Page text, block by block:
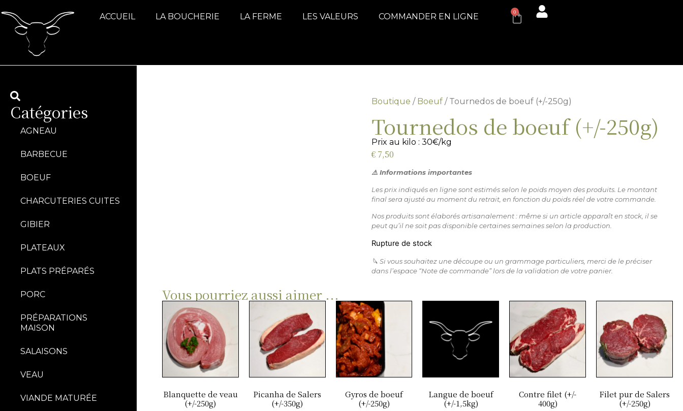
ACCUEIL LA BOUCHERIE LA FERME LES VALEURS COMMANDER EN LIGNE
0
Catégories
AGNEAU
BARBECUE
BOEUF
CHARCUTERIES CUITES
GIBIER
PLATEAUX
PLATS PRÉPARÉS
PORC
PRÉPARATIONS
MAISON
SALAISONS
VEAU
VIANDE MATURÉE
Boutique / Boeuf/ Tournedos de boeuf (+/-250g)
Tournedos de boeuf (+/-250g)
Prix au kilo : 30€/kg
€7,50
⚠️ Informations importantes
Les prix indiqués en ligne sont estimés selon le poids moyen des produits. Le montant
final sera ajusté au moment du retrait, en fonction du poids réel de votre commande.
Nos produits sont élaborés artisanalement : même si un article apparaît en stock, il se
peut qu’il ne soit pas disponible certaines semaines selon la production.
Rupture de stock
🔪 Si vous souhaitez une découpe ou un grammage particuliers, merci de le préciser
dans l’espace “Note de commande” lors de la validation de votre panier.
Vous pourriez aussi aimer ...
Blanquette de veau
(+/-250g)
Picanha de Salers
(+/-350g)
Gyros de boeuf
(+/-250g)
Langue de boeuf
(+/-1,5kg)
Contre filet (+/-
400g)
Filet pur de Salers
(+/-250g)